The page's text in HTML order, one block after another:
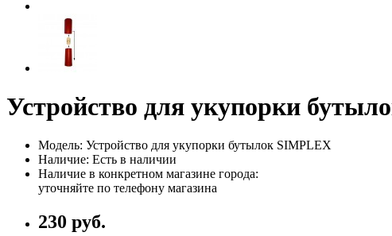
Устройство для укупорки
Модель: Устройство для укупорки бутылок SIMPLEX
Наличие: Есть в наличии
Наличие в конкретном магазине города:
уточняйте по телефону магазина
230 руб.